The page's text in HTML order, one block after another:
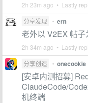
2h 23m ago • Lastly
分享发现 • ern
老外以 V2EX 帖
2h 34m ago • Lastly
分享创造 • onecookie
[安卓内测招募]
ClaudeCode/
机终端